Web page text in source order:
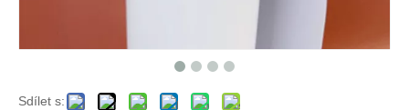
Sdílet s: